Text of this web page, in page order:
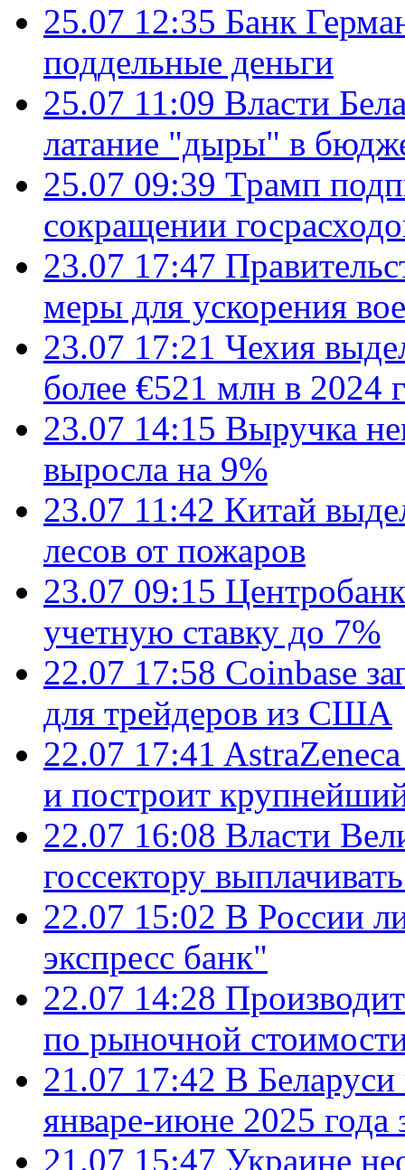
25.07 12:35 Банк
поддельные деньги
25.07 11:09 Власти
латание "дыры" в
25.07 09:39 Трамп
сокращении
23.07 17:47
меры для ускорения
23.07 17:21 Чехия
более €521 млн в 2024
23.07 14:15 Выручка
выросла на 9%
23.07 11:42 Китай
лесов от пожаров
23.07 09:15
учетную ставку до 7%
22.07 17:58 Coinbase
для трейдеров из США
22.07 17:41
и построит
22.07 16:08 Власти
госсектору
22.07 15:02 В России
экспресс банк"
22.07 14:28
по рыночной
21.07 17:42 В Беларуси
январе-июне 2025 года
21.07 15:47 Украине